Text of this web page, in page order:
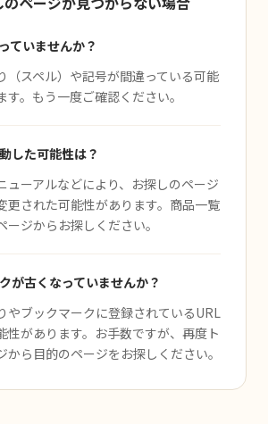
ていませんか？
（スペル）や記号が間違っている可能
す。もう一度ご確認ください。
した可能性は？
ューアルなどにより、お探しのページ
更された可能性があります。商品一覧
ージからお探しください。
が古くなっていませんか？
やブックマークに登録されているURL
性があります。お手数ですが、再度ト
から目的のページをお探しください。